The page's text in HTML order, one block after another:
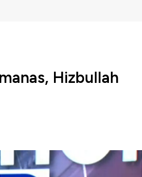
Hizbullah
respons terkait situasi Israel
khusus AS untuk suriah